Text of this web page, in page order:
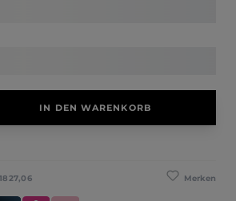
IN DEN WARENKORB
Merken